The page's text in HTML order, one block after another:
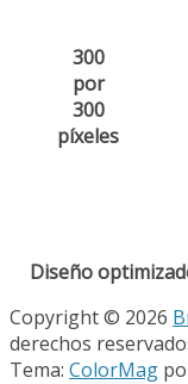
300
por
300
píxeles
Diseño
Copyright © 2026
derechos
Tema: ColorMag